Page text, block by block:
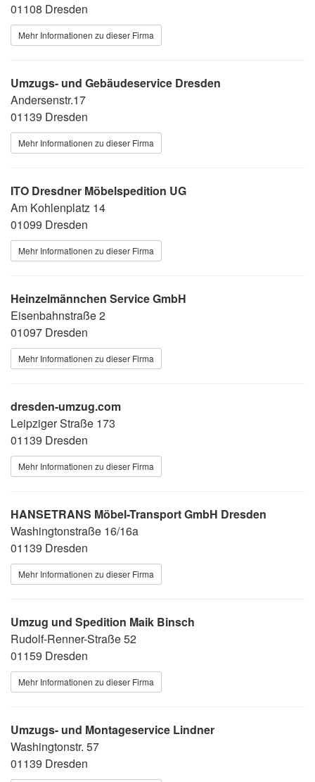
01108 Dresden
Mehr Informationen zu dieser Firma
Umzugs- und Gebäudeservice Dresden
Andersenstr.17
01139 Dresden
Mehr Informationen zu dieser Firma
ITO Dresdner Möbelspedition UG
Am Kohlenplatz 14
01099 Dresden
Mehr Informationen zu dieser Firma
Heinzelmännchen Service GmbH
Eisenbahnstraße 2
01097 Dresden
Mehr Informationen zu dieser Firma
dresden-umzug.com
Leipziger Straße 173
01139 Dresden
Mehr Informationen zu dieser Firma
HANSETRANS Möbel-Transport GmbH Dresden
Washingtonstraße 16/16a
01139 Dresden
Mehr Informationen zu dieser Firma
Umzug und Spedition Maik Binsch
Rudolf-Renner-Straße 52
01159 Dresden
Mehr Informationen zu dieser Firma
Umzugs- und Montageservice Lindner
Washingtonstr. 57
01139 Dresden